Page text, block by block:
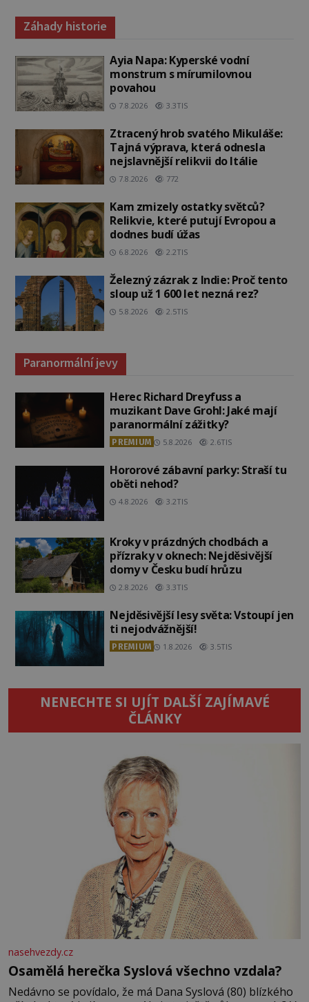
Záhady historie
Ayia Napa: Kyperské vodní
monstrum s mírumilovnou
povahou
7.8.2026 3.3TIS
Ztracený hrob svatého Mikuláše:
Tajná výprava, která odnesla
nejslavnější relikvii do Itálie
7.8.2026 772
Kam zmizely ostatky světců?
Relikvie, které putují Evropou a
dodnes budí úžas
6.8.2026 2.2TIS
Železný zázrak z Indie: Proč tento
sloup už 1 600 let nezná rez?
5.8.2026 2.5TIS
Paranormální jevy
Herec Richard Dreyfuss a
muzikant Dave Grohl: Jaké mají
paranormální zážitky?
PREMIUM 5.8.2026 2.6TIS
Hororové zábavní parky: Straší tu
oběti nehod?
4.8.2026 3.2TIS
Kroky v prázdných chodbách a
přízraky v oknech: Nejděsivější
domy v Česku budí hrůzu
2.8.2026 3.3TIS
Nejděsivější lesy světa: Vstoupí jen
ti nejodvážnější!
PREMIUM 1.8.2026 3.5TIS
NENECHTE SI UJÍT DALŠÍ ZAJÍMAVÉ
ČLÁNKY
nasehvezdy.cz
Osamělá herečka Syslová všechno vzdala?
Nedávno se povídalo, že má Dana Syslová (80) blízkého